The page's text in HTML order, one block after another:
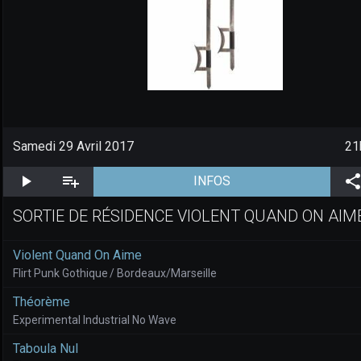
Samedi 29 Avril 2017
Écouter Ajouter 6 piste(s) à la liste de lecture
INFOS (aller à la page de
SORTIE DE RÉSIDENCE VIOLENT QUAND ON
Violent Quand On Aime
Flirt Punk Gothique / Bordeaux/Marseille
Théorème
Experimental Industrial No Wave
Taboula Nul